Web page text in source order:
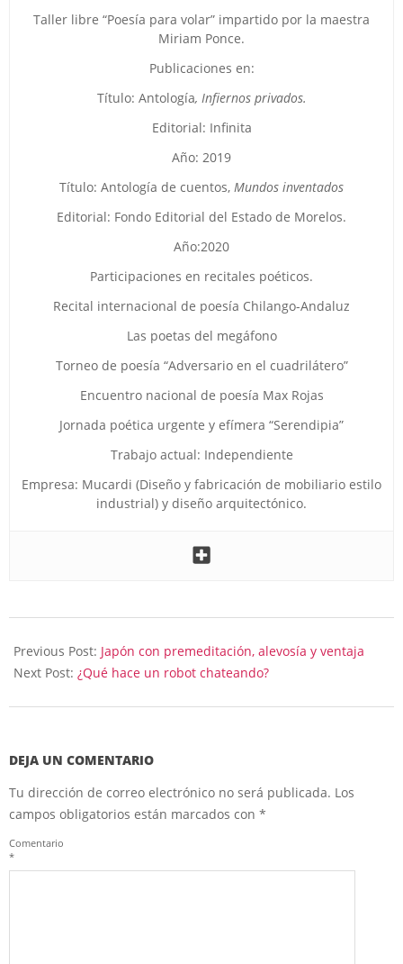
Taller libre “Poesía para volar” impartido por la maestra
Miriam Ponce.
Publicaciones en:
Título: Antología, Infiernos privados.
Editorial: Infinita
Año: 2019
Título: Antología de cuentos, Mundos inventados
Editorial: Fondo Editorial del Estado de Morelos.
Año:2020
Participaciones en recitales poéticos.
Recital internacional de poesía Chilango-Andaluz
Las poetas del megáfono
Torneo de poesía “Adversario en el cuadrilátero”
Encuentro nacional de poesía Max Rojas
Jornada poética urgente y efímera “Serendipia”
Trabajo actual: Independiente
Empresa: Mucardi (Diseño y fabricación de mobiliario estilo
industrial) y diseño arquitectónico.
02-
24
Previous Post: Japón con premeditación, alevosía y ventaja
Next Post: ¿Qué hace un robot chateando?
DEJA UN COMENTARIO
Tu dirección de correo electrónico no será publicada. Los
campos obligatorios están marcados con *
Comentario
*